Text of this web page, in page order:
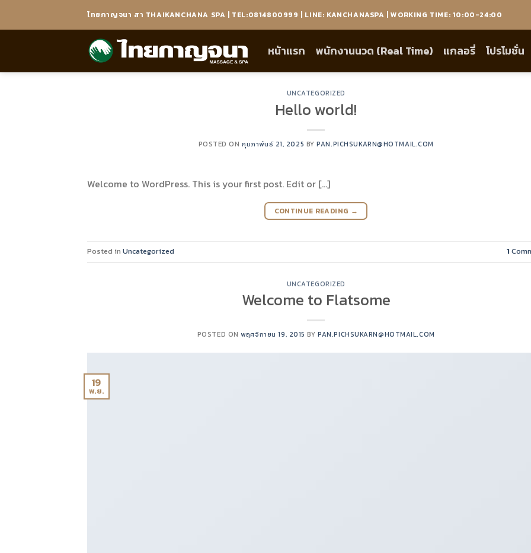
ไทยกาญจนา สา THAIKANCHANA SPA | TEL:0814800999 | LINE: KANCHANASPA | WORKING TIME: 10:00-24:00
หน้าแรก พนักงานนวด (Real Time) แกลอรี่ โปรโมชั่น
UNCATEGORIZED
Hello world!
POSTED ONกุมภาพันธ์ 21, 2025 BYPAN.PICHSUKARN@HOTMAIL.COM
Welcome to WordPress. This is your first post. Edit or […]
CONTINUE READING →
Posted in Uncategorized 1
UNCATEGORIZED
Welcome to Flatsome
POSTED ON พฤศจิกายน 19, 2015 BYPAN.PICHSUKARN@HOTMAIL.COM
19
พ.ย.